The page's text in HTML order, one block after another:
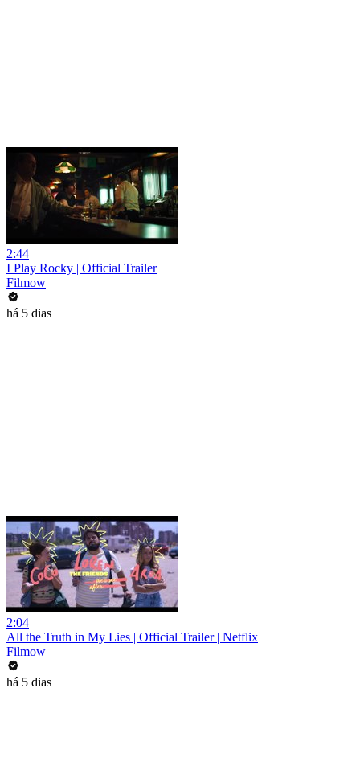
2:44
I Play Rocky | Official Trailer
Filmow
há 5 dias
2:04
All the Truth in My Lies | Official Trailer | Netflix
Filmow
há 5 dias